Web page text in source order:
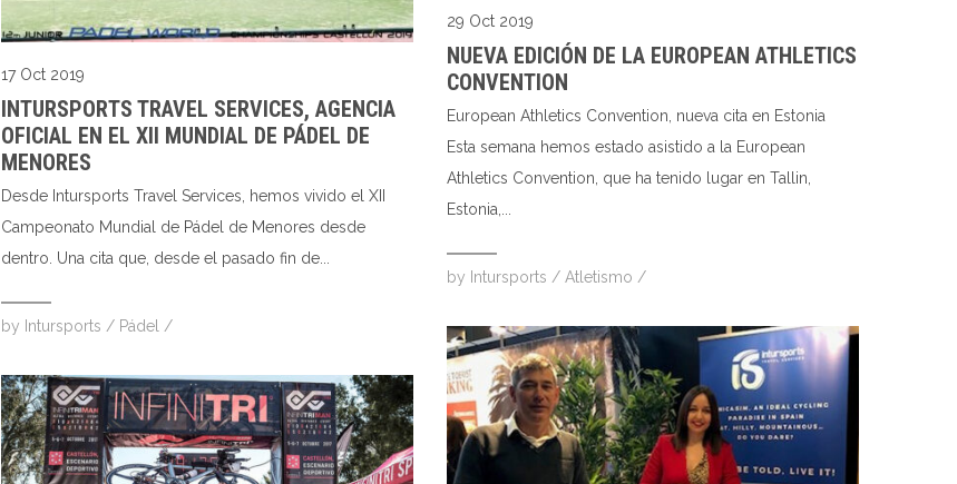
29 Oct 2019
NUEVA EDICIÓN DE LA EUROPEAN ATHLETICS
CONVENTION
European Athletics Convention, nueva cita en Estonia
Esta semana hemos estado asistido a la European
Athletics Convention, que ha tenido lugar en Tallin,
Estonia,...
by Intursports / Atletismo /
17 Oct 2019
INTURSPORTS TRAVEL SERVICES, AGENCIA
OFICIAL EN EL XII MUNDIAL DE PÁDEL DE
MENORES
Desde Intursports Travel Services, hemos vivido el XII
Campeonato Mundial de Pádel de Menores desde
dentro. Una cita que, desde el pasado fin de...
by Intursports / Pádel /